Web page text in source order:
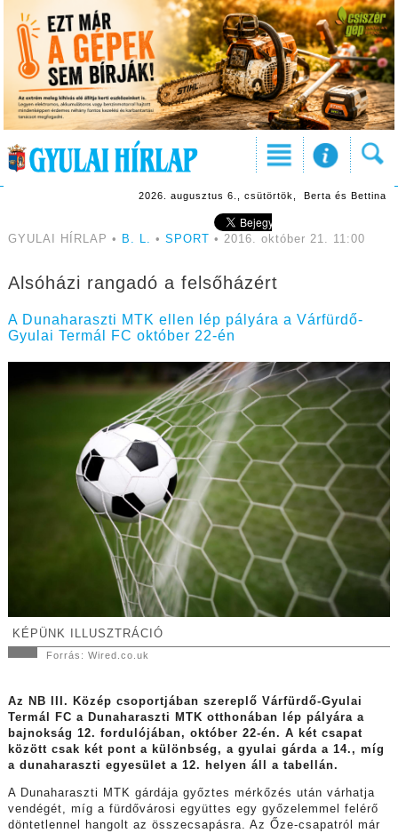
2026. augusztus 6., csütörtök, Berta és Bettina
GYULAI HÍRLAP • B. L. • SPORT • 2016. október 21. 11:00
Alsóházi rangadó a felsőházért
A Dunaharaszti MTK ellen lép pályára a Várfürdő-
Gyulai Termál FC október 22-én
KÉPÜNK ILLUSZTRÁCIÓ
Forrás: Wired.co.uk
Az NB III. Közép csoportjában szereplő Várfürdő-Gyulai
Termál FC a Dunaharaszti MTK otthonában lép pályára a
bajnokság 12. fordulójában, október 22-én. A két csapat
között csak két pont a különbség, a gyulai gárda a 14., míg
a dunaharaszti egyesület a 12. helyen áll a tabellán.
A Dunaharaszti MTK gárdája győztes mérkőzés után várhatja
vendégét, míg a fürdővárosi együttes egy győzelemmel felérő
döntetlennel hangolt az összecsapásra. Az Őze-csapatról már